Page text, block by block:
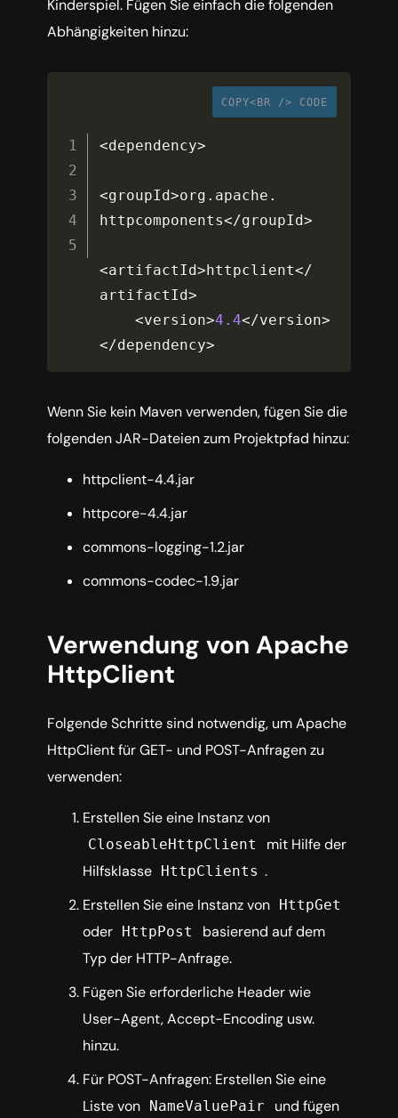
Kinderspiel. Fügen Sie einfach die folgenden
Abhängigkeiten hinzu:
COPY<BR /> CODE
<dependency>
<groupId>org . apache .
httpcomponents</groupId>
<artifactId> httpclient</
artifactId>
<version>4.4</version>
</dependency>
Wenn Sie kein Maven verwenden, fügen Sie die
folgenden JAR-Dateien zum Projektpfad hinzu:
httpclient-4.4.jar
httpcore-4.4.jar
commons-logging-1.2.jar
commons-codec-1.9.jar
Verwendung von Apache
HttpClient
Folgende Schritte sind notwendig, um Apache
HttpClient für GET- und POST-Anfragen zu
verwenden:
Erstellen Sie eine Instanz von
CloseableHttpClient
mit Hilfe der
Hilfsklasse
HttpClients .
Erstellen Sie eine Instanz von
HttpGet
oder HttpPost
basierend auf dem
Typ der HTTP-Anfrage.
Fügen Sie erforderliche Header wie
User-Agent, Accept-Encoding usw.
hinzu.
Für POST-Anfragen: Erstellen Sie eine
Liste von
NameValuePair
und fügen